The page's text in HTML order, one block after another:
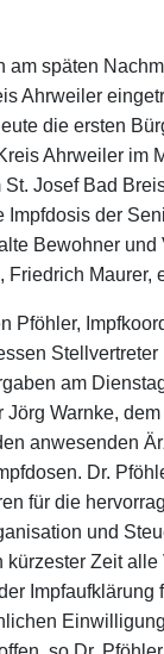
am späten
Ahrweiler
die ersten
Ahrweiler im
Josef Bad
Impfdosis der
Bewohner und
Friedrich Maurer,
Pföhler,
Stellvertreter
am
Jörg Warnke,
anwesenden
Dr.
für die
und
Zeit alle
Impfaufklärung
Einwilligung